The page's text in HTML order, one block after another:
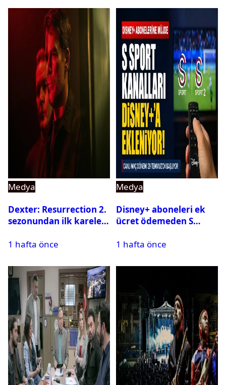
Medya
Dexter: Resurrection 2.
sezonundan ilk kareler
1 hafta önce
Medya
Disney+ aboneleri ek
ücret ödemeden S
izleyebilecek
1 hafta önce